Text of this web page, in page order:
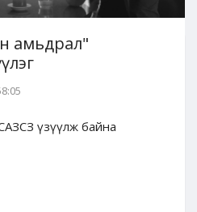
амьдрал"
үзүүлж байна